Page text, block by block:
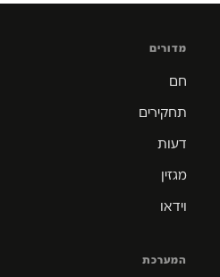
מדורים
חם
תחקירים
דעות
מגזין
וידאו
המערכת